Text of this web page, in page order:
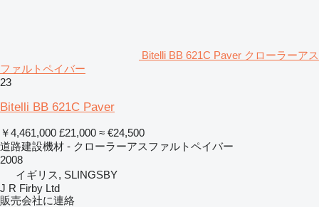
Bitelli BB 621C Paver クローラーアス
ファルトペイバー
23
Bitelli BB 621C Paver
￥4,461,000 £21,000 ≈ €24,500
道路建設機材 - クローラーアスファルトペイバー
2008
イギリス, SLINGSBY
J R Firby Ltd
販売会社に連絡